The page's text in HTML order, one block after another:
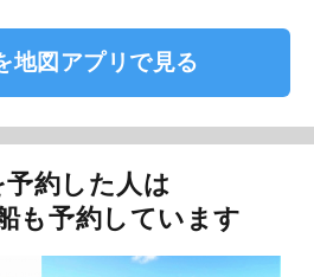
地図アプリで見る
予約した人は
も予約しています